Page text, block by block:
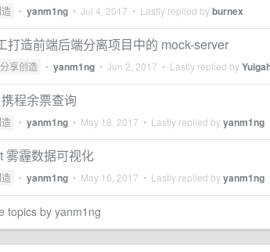
• yanm1ng • Jul 4, 2017 • Lastly replied byburnex
打造前端后端分离项目中的 mock-server
分享创造 • yanm1ng • Jun 2, 2017 • Lastly replied by
程余票查询
• yanm1ng • May 18, 2017 • Lastly replied byyanm1ng
雾霾数据可视化
• yanm1ng • May 16, 2017 • Lastly replied byyanm1ng
topics by yanm1ng